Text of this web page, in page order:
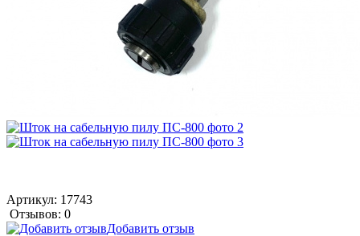
Артикул: 17743
Отзывов: 0
Добавить отзыв